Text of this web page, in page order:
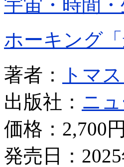
宇宙・時間
ホーキング
著者：
トマ
出版社： ニ
価格： 2,700円
発売日：2025